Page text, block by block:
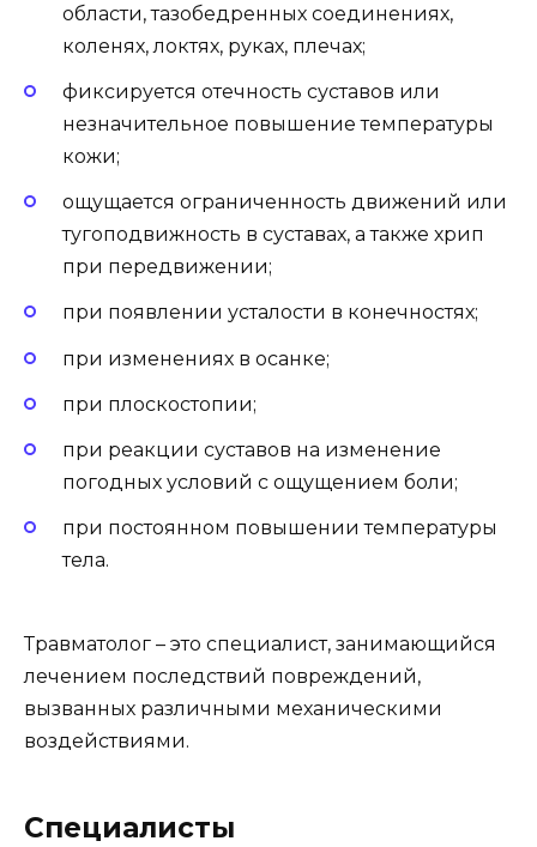
области, тазобедренных соединениях,
коленях, локтях, руках, плечах;
фиксируется отечность суставов или
незначительное повышение температуры
кожи;
ощущается ограниченность движений или
тугоподвижность в суставах, а также хрип
при передвижении;
при появлении усталости в конечностях;
при изменениях в осанке;
при плоскостопии;
при реакции суставов на изменение
погодных условий с ощущением боли;
при постоянном повышении температуры
тела.
Травматолог – это специалист, занимающийся
лечением последствий повреждений,
вызванных различными механическими
воздействиями.
Специалисты